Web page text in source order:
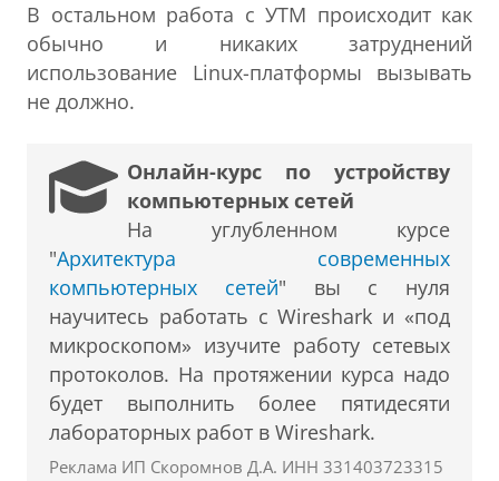
В остальном работа с УТМ происходит как
обычно и никаких затруднений
использование Linux-платформы вызывать
не должно.
Онлайн-курс по устройству
компьютерных сетей
На углубленном курсе
"Архитектура современных
компьютерных сетей" вы с нуля
научитесь работать с Wireshark и «под
микроскопом» изучите работу сетевых
протоколов. На протяжении курса надо
будет выполнить более пятидесяти
лабораторных работ в Wireshark.
Реклама ИП Скоромнов Д.А. ИНН 331403723315